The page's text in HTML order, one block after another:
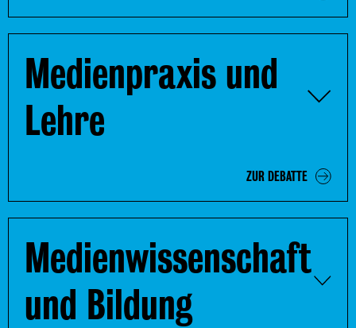
Medienpraxis und
Lehre
ZUR DEBATTE
Medienwissenschaft
und Bildung